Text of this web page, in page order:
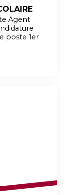
Agent
poste 1er